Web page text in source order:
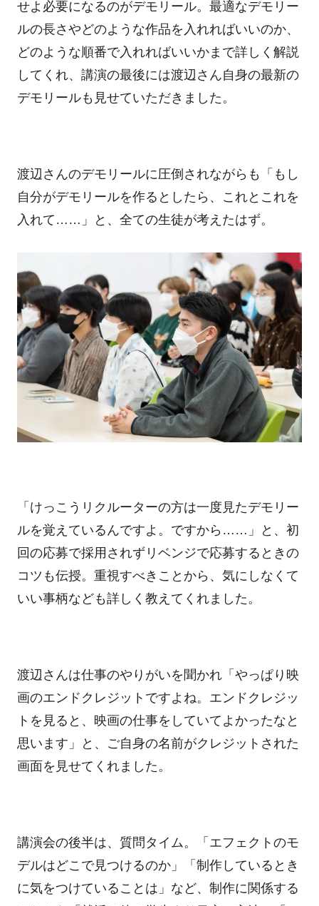
せよ必要になるのがデモリール。最適なデモリー
ルの長さやどのような作品を入れればいいのか、
どのような順番で入れればいいかまで詳しく解説
してくれ、講演の最後には渡辺さん自身の最新の
デモリールも見せていただきました。
渡辺さんのデモリールに圧倒されながらも「もし
自分がデモリールを作るとしたら、これとこれを
入れて……」と、全ての生徒が考えたはず。
「けっこうリクルーターの方は一度見たデモリー
ルを覚えているんですよ。ですから……」と、初
回の応募で採用されずリベンジで応募するときの
コツも伝授。重視すべきことから、気にしなくて
いい事柄なども詳しく教えてくれました。
渡辺さんは仕事のやりがいを聞かれ「やっぱり映
画のエンドクレジットですよね。エンドクレジッ
トを見ると、映画の仕事をしていてよかったなと
思います」と、ご自身の名前がクレジットされた
画面を見せてくれました。
講演会の後半は、質問タイム。「エフェクトのモ
デルはどこで見つけるのか」「制作しているとき
に気をつけていることは」など、制作に関係する